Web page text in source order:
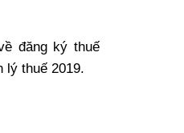
đăng ký thuế
lý thuế 2019.